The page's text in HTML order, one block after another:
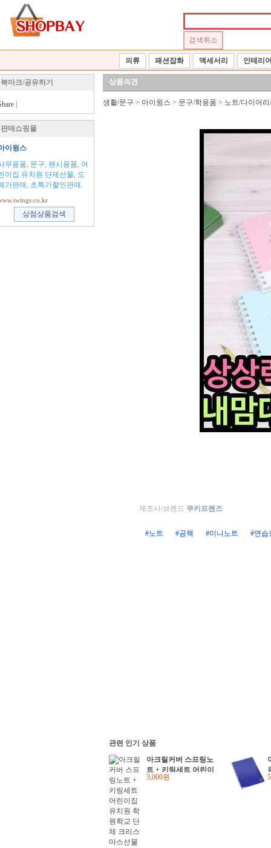
의류 패션잡화 액세서리 인테리
북마크/공유하기
판매쇼핑몰
이윙스
무용품, 문구, 팬시용품, 어
이집 유치원 단제선물, 도
가판매, 초특가할인판매.
상품의견
생활/문구 > 아이윙스 > 문구/학용품 > 노트/다이어
제조사/브렌드 쿠키프렌즈
#노트 #공책 #미니노트 #연습
관련 인기 상품
아크릴커버 스프링노
트 + 키링세트 어린이
집 유치원 학원학교
3,000원